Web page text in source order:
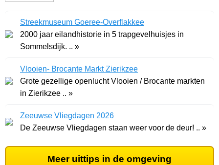
Streekmuseum Goeree-Overflakkee
2000 jaar eilandhistorie in 5 trapgevelhuisjes in
Sommelsdijk. .. »
Vlooien- Brocante Markt Zierikzee
Grote gezellige openlucht Vlooien / Brocante markten
in Zierikzee .. »
Zeeuwse Vliegdagen 2026
De Zeeuwse Vliegdagen staan weer voor de deur! .. »
Meer uittips in de omgeving